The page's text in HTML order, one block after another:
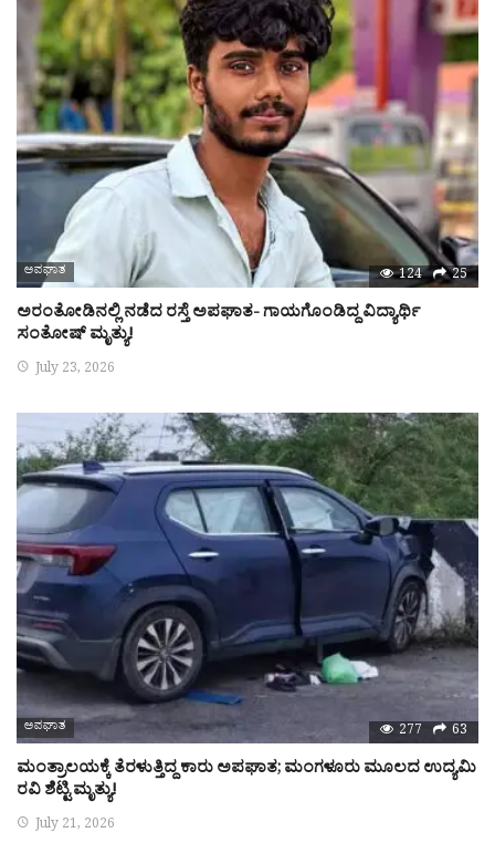
ಅಪಘಾತ 124 25
ಅರಂತೋಡಿನಲ್ಲಿ ನಡೆದ ರಸ್ತೆ ಅಪಘಾತ- ಗಾಯಗೊಂಡಿದ್ದ ವಿದ್ಯಾರ್ಥಿ
ಸಂತೋಷ್ ಮೃತ್ಯು!
July 23, 2026
ಅಪಘಾತ 277 63
ಮಂತ್ರಾಲಯಕ್ಕೆ ತೆರಳುತ್ತಿದ್ದ ಕಾರು ಅಪಘಾತ; ಮಂಗಳೂರು ಮೂಲದ ಉದ್ಯಮಿ
ರವಿ ಶೆಟ್ಟಿ ಮೃತ್ಯು!
July 21, 2026